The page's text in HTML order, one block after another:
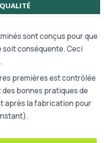
sont conçus pour que
conséquente. Ceci
premières est contrôlée
bonnes pratiques de
après la fabrication pour